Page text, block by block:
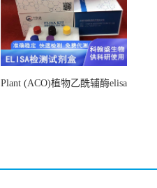
Plant (ACO)植物乙酰辅酶elisa